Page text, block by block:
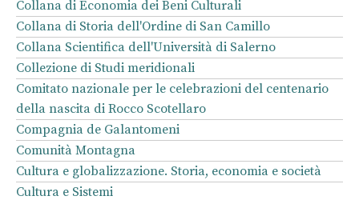
Collana di Economia dei Beni Culturali
Collana di Storia dell'Ordine di San Camillo
Collana Scientifica dell'Università di Salerno
Collezione di Studi meridionali
Comitato nazionale per le celebrazioni del centenario
della nascita di Rocco Scotellaro
Compagnia de Galantomeni
Comunità Montagna
Cultura e globalizzazione. Storia, economia e società
Cultura e Sistemi